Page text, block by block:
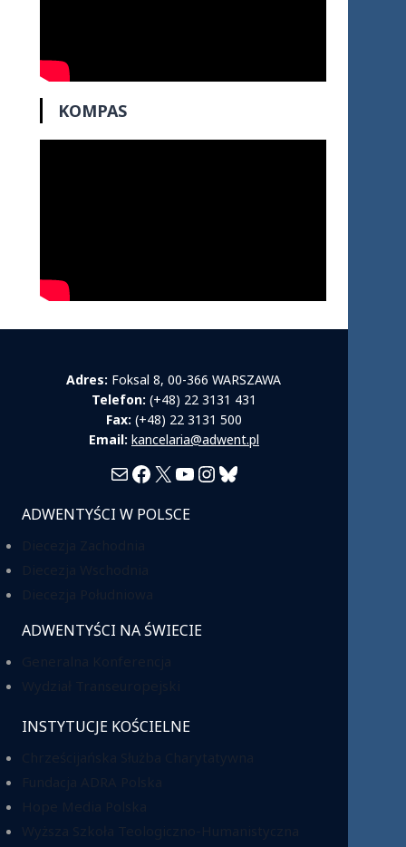
KOMPAS
Adres: Foksal 8, 00-366 WARSZAWA
Telefon: (+48) 22 3131 431
Fax: (+48) 22 3131 500
Email: kancelaria@adwent.pl
MailFacebook
X YouTube
Instagram
Bluesky
ADWENTYŚCI W POLSCE
ADWENTYŚCI NA ŚWIECIE
INSTYTUCJE KOŚCIELNE